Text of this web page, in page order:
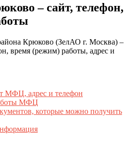
– сайт, телефон,
Крюково (ЗелАО г. Москва) –
время (режим) работы, адрес и
МФЦ, адрес и телефон
МФЦ
которые можно получить